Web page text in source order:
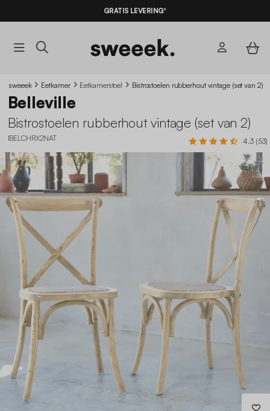
AANBIEDINGEN*MET DE
GRATIS LEVERING*
sweeek Eetkamer Eetkamerstoel Bistrostoelen rubberhout vintage (set van 2)
Belleville
Bistrostoelen rubberhout vintage (set van 2)
IBELCHRX2NAT 4.3 (53)